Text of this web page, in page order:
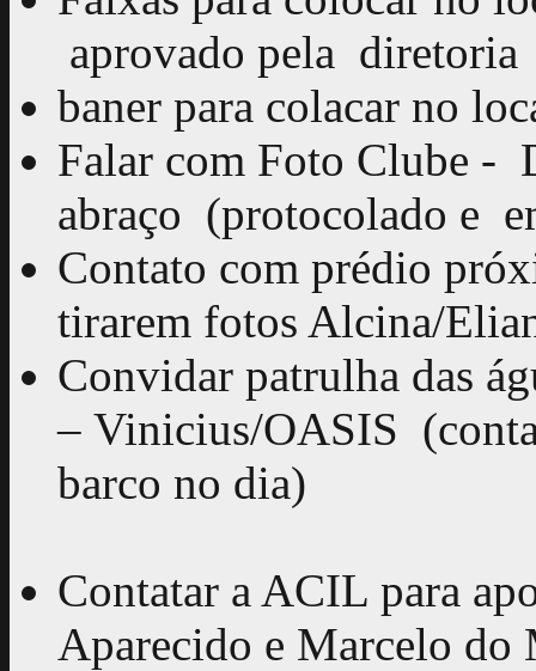
aprovado pela
baner para colacar no
Falar com Foto Clube -
abraço (protocolado e
Contato com prédio
tirarem fotos Alcina/
Convidar patrulha das
– Vinicius/OASIS
barco no dia)
Contatar a ACIL para
Aparecido e Marcelo